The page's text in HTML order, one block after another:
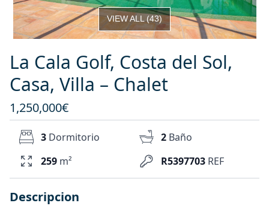
VIEW ALL(43)
La Cala Golf, Costa del Sol,
Casa, Villa – Chalet
1,250,000€
R5397703 REF
3 Dormitorio 2 Baño
259 m²
Descripcion